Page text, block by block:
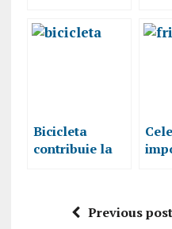
cumperi un
aspirator nou
r,
Bicicleta
contribuie la
sa tii contPrevious post